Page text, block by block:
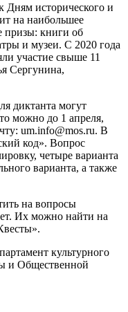
Дням исторического и
на наибольшее
призы: книги об
и музеи. С 2020 года
участие свыше 11
Сергунина,
диктанта могут
можно до 1 апреля,
um.info@mos.ru. В
код». Вопрос
четыре варианта
варианта, а также
на вопросы
Их можно найти на
культурного
и Общественной